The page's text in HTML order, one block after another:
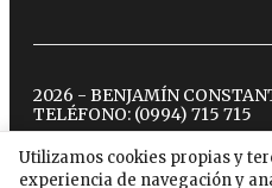
Utilizamos cookies propias y
experiencia de navegación y
2026 - BENJAMÍN
TELÉFONO: (0994) 715 715